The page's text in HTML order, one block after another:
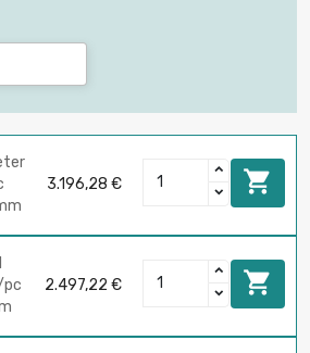
3.196,28 € 
2.497,22 € 